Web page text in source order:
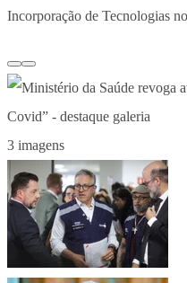
Incorporação de Tecnologias
3 imagens